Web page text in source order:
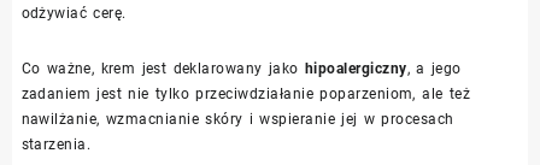
odżywiać cerę.
Co ważne, krem jest deklarowany jako hipoalergiczny, a jego
zadaniem jest nie tylko przeciwdziałanie poparzeniom, ale też
nawilżanie, wzmacnianie skóry i wspieranie jej w procesach
starzenia.